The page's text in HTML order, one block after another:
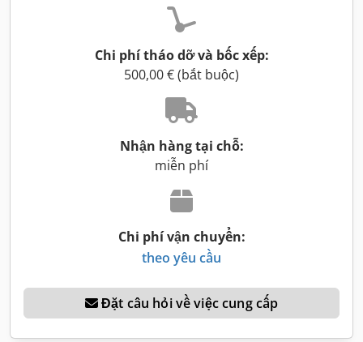
Chi phí tháo dỡ và bốc xếp:
500,00 € (bắt buộc)
Nhận hàng tại chỗ:
miễn phí
Chi phí vận chuyển:
theo yêu cầu
Đặt câu hỏi về việc cung cấp